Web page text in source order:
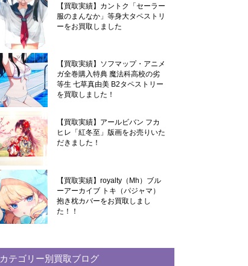
【買取実績】カントク「セーラー
服のまんなか」等身大タペストリ
ーをお買取しました
【買取実績】ソフマップ・アニメ
ガ全巻購入特典 魔法科高校の劣
等生 七草真由美 B2タペストリー
を買取しました！
【買取実績】アールビバン フカ
ヒレ「紅冬至」版画をお売りいた
だきました！
【買取実績】royalty（Mh）ブル
ーアーカイブ トキ（パジャマ）
抱き枕カバーをお買取しまし
た！！
カテゴリー別買取ブログ